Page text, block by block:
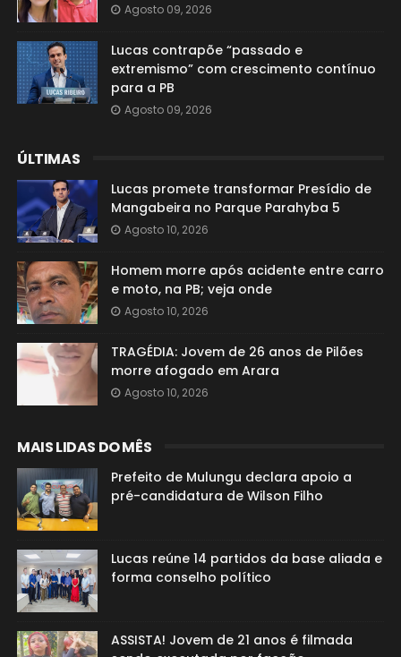
Agosto 09, 2026
Lucas contrapõe “passado e
extremismo” com crescimento contínuo
para a PB
Agosto 09, 2026
ÚLTIMAS
Lucas promete transformar Presídio de
Mangabeira no Parque Parahyba 5
Agosto 10, 2026
Homem morre após acidente entre carro
e moto, na PB; veja onde
Agosto 10, 2026
TRAGÉDIA: Jovem de 26 anos de Pilões
morre afogado em Arara
Agosto 10, 2026
MAIS LIDAS DO MÊS
Prefeito de Mulungu declara apoio a
pré-candidatura de Wilson Filho
Lucas reúne 14 partidos da base aliada e
forma conselho político
ASSISTA! Jovem de 21 anos é filmada